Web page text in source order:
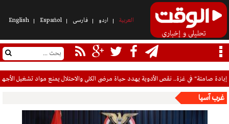
العربیة اردو فارسی Español
English
الضفة على صفيح ساخن.. حماس تحذر من تداعيات استيطانية "غير مسبوقة" في بيت لحم
غرب آسيا